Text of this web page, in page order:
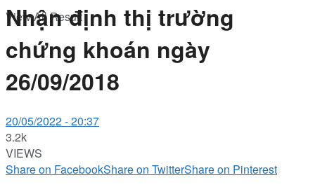
View All Result
Nhận định thị trường
chứng khoán ngày
26/09/2018
20/05/2022 - 20:37
3.2k
VIEWS
Share on FacebookShare on TwitterShare on Pinterest